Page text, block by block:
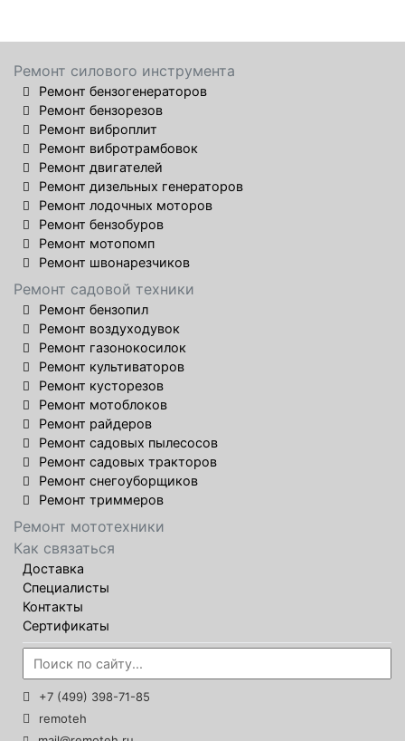
Ремонт силового инструмента
Ремонт бензогенераторов
Ремонт бензорезов
Ремонт виброплит
Ремонт вибротрамбовок
Ремонт двигателей
Ремонт дизельных генераторов
Ремонт лодочных моторов
Ремонт бензобуров
Ремонт мотопомп
Ремонт швонарезчиков
Ремонт садовой техники
Ремонт бензопил
Ремонт воздуходувок
Ремонт газонокосилок
Ремонт культиваторов
Ремонт кусторезов
Ремонт мотоблоков
Ремонт райдеров
Ремонт садовых пылесосов
Ремонт садовых тракторов
Ремонт снегоуборщиков
Ремонт триммеров
Ремонт мототехники
Как связаться
Доставка
Специалисты
Контакты
Сертификаты
+7 (499) 398-71-85
remoteh